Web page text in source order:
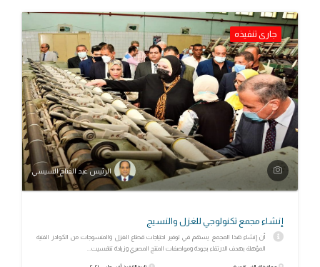
جارى تنفيذه
الرئيس عبد الفتاح السيسي
إنشاء مجمع تكنولوجي للغزل والنسيج
أن إنشاء هذا المجمع يسهم في توفير احتياجات قطاع الغزل والمنسوجات من الكوادر الفنية
المؤهلة بهدف الارتقاء بجودة ومواصفات المنتج المصري وزيادة تنافسيت...